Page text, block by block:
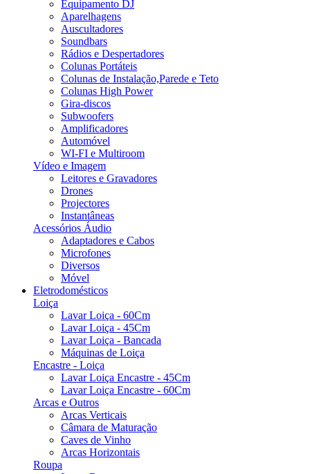
Equipamento DJ
Aparelhagens
Auscultadores
Soundbars
Rádios e Despertadores
Colunas Portáteis
Colunas de Instalação,Parede e Teto
Colunas High Power
Gira-discos
Subwoofers
Amplificadores
Automóvel
WI-FI e Multiroom
Vídeo e Imagem
Leitores e Gravadores
Drones
Projectores
Instantâneas
Acessórios Áudio
Adaptadores e Cabos
Microfones
Diversos
Móvel
Eletrodomésticos
Loiça
Lavar Loiça - 60Cm
Lavar Loiça - 45Cm
Lavar Loiça - Bancada
Máquinas de Loiça
Encastre - Loiça
Lavar Loiça Encastre - 45Cm
Lavar Loiça Encastre - 60Cm
Arcas e Outros
Arcas Verticais
Câmara de Maturação
Caves de Vinho
Arcas Horizontais
Roupa